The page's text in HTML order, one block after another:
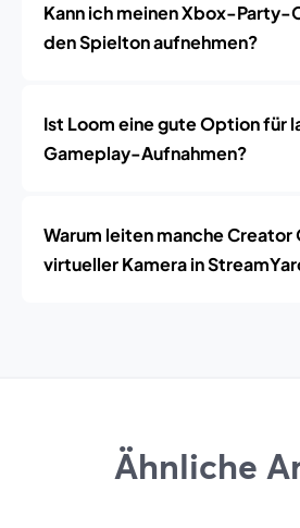
Kann ich meinen Xbox-Party-
den Spielton aufnehmen?
Ist Loom eine gute Option für
Gameplay-Aufnahmen?
Warum leiten manche Creator
virtueller Kamera in
Ähnliche